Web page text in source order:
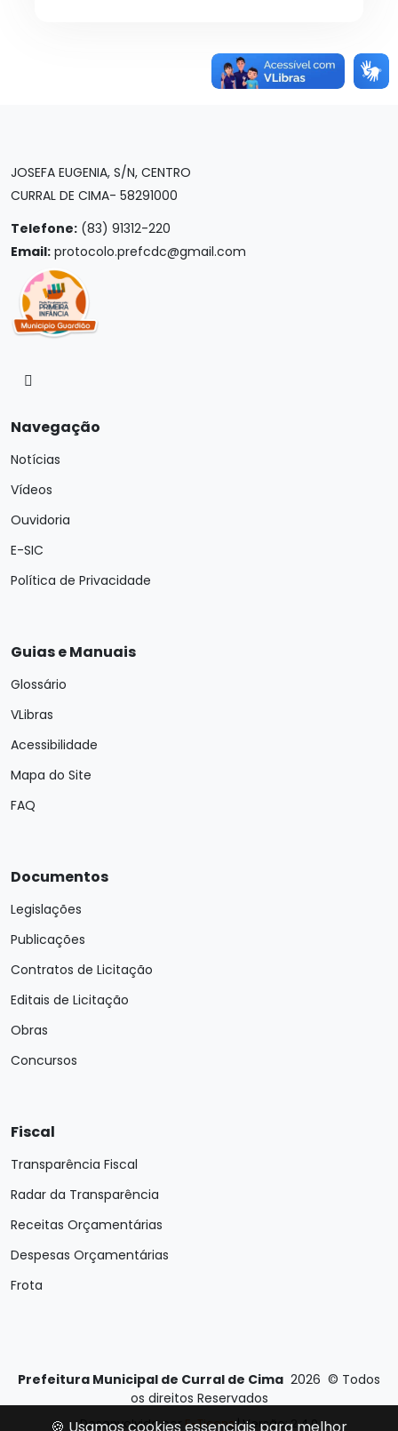
JOSEFA EUGENIA, S/N, CENTRO
CURRAL DE CIMA- 58291000
Telefone: (83) 91312-220
Email: protocolo.prefcdc@gmail.com
Navegação
Notícias
Vídeos
Ouvidoria
E-SIC
Política de Privacidade
Guias e Manuais
Glossário
VLibras
Acessibilidade
Mapa do Site
FAQ
Documentos
Legislações
Publicações
Contratos de Licitação
Editais de Licitação
Obras
Concursos
Fiscal
Transparência Fiscal
Radar da Transparência
Receitas Orçamentárias
Despesas Orçamentárias
Frota
Prefeitura Municipal de Curral de Cima 2026 © Todos
os direitos Reservados
Desenvolvido por E-Ticons| Versão: 2.4.0